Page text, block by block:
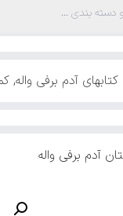
آدم برفی واله,
آدم برفی واله